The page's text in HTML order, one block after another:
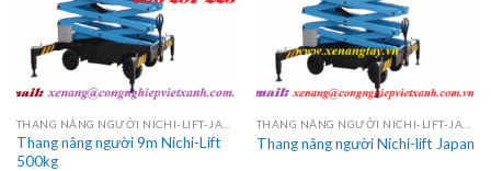
Thang nâng người 9m Nichi-Lift
500kg
Thang nâng người Nichi-lift Japan